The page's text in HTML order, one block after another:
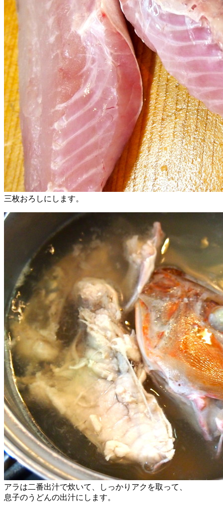
三枚おろしにします。
アラは二番出汁で炊いて、しっかりアクを取って、
息子のうどんの出汁にします。